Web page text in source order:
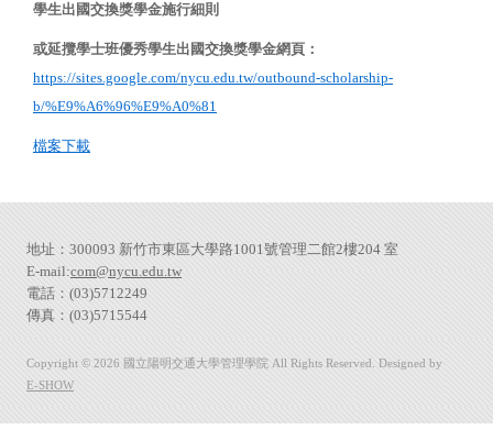
學生出國交換獎學金施行細則
或延攬學士班優秀學生出國交換獎學金網頁：
https://sites.google.com/nycu.edu.tw/outbound-scholarship-
b/%E9%A6%96%E9%A0%81
檔案下載
地址：300093 新竹市東區大學路1001號管理二館2樓204 室
E-mail:com@nycu.edu.tw
電話：(03)5712249
傳真：(03)5715544
Copyright © 2026 國立陽明交通大學管理學院 All Rights Reserved. Designed by
E-SHOW